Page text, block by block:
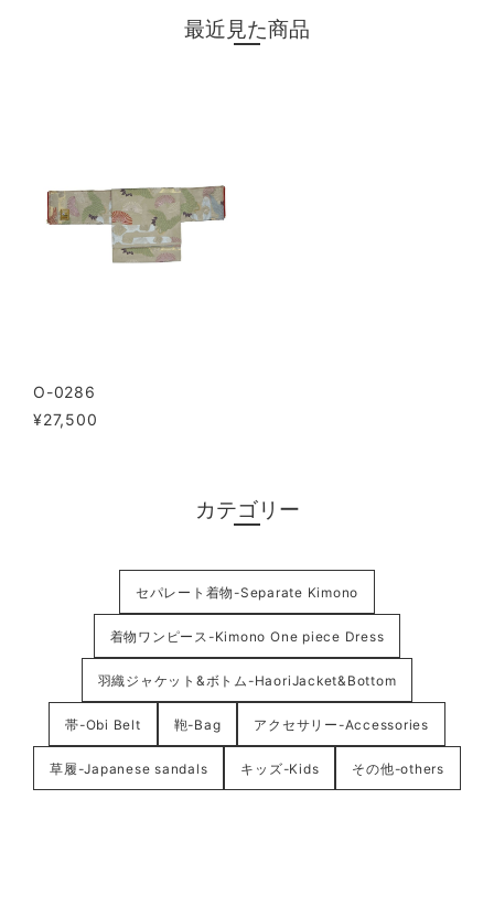
最近見た商品
O-0286
¥27,500
カテゴリー
セパレート着物-Separate Kimono
着物ワンピース-Kimono One piece Dress
羽織ジャケット&ボトム-HaoriJacket&Bottom
帯-Obi Belt 鞄-Bag アクセサリー-Accessories
草履-Japanese sandals キッズ-Kids その他-others